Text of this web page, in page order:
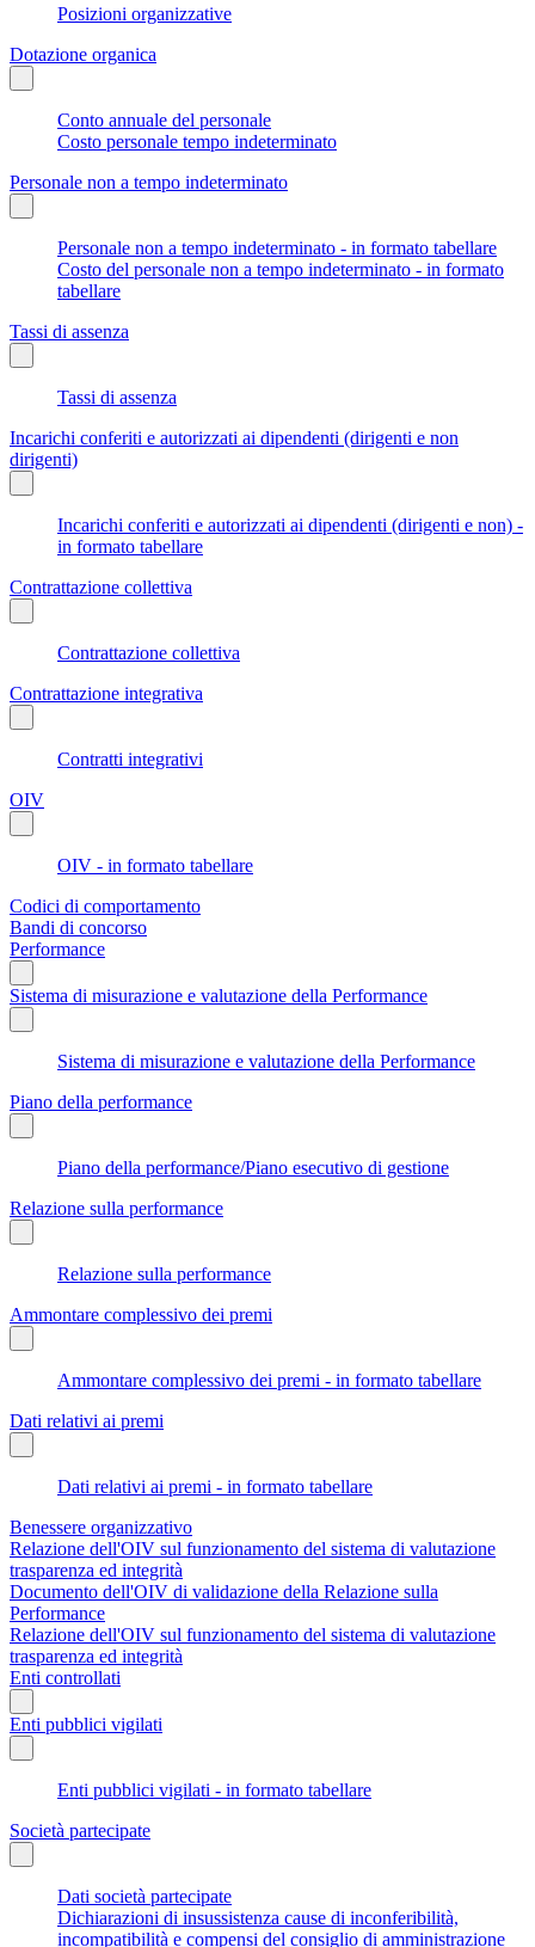
Posizioni organizzative
Dotazione organica
Conto annuale del personale
Costo personale tempo indeterminato
Personale non a tempo indeterminato
Personale non a tempo indeterminato - in formato tabellare
Costo del personale non a tempo indeterminato - in formato
tabellare
Tassi di assenza
Tassi di assenza
Incarichi conferiti e autorizzati ai dipendenti (dirigenti e non
dirigenti)
Incarichi conferiti e autorizzati ai dipendenti (dirigenti e non) -
in formato tabellare
Contrattazione collettiva
Contrattazione collettiva
Contrattazione integrativa
Contratti integrativi
OIV
OIV - in formato tabellare
Codici di comportamento
Bandi di concorso
Performance
Sistema di misurazione e valutazione della Performance
Sistema di misurazione e valutazione della Performance
Piano della performance
Piano della performance/Piano esecutivo di gestione
Relazione sulla performance
Relazione sulla performance
Ammontare complessivo dei premi
Ammontare complessivo dei premi - in formato tabellare
Dati relativi ai premi
Dati relativi ai premi - in formato tabellare
Benessere organizzativo
Relazione dell'OIV sul funzionamento del sistema di valutazione
trasparenza ed integrità
Documento dell'OIV di validazione della Relazione sulla
Performance
Relazione dell'OIV sul funzionamento del sistema di valutazione
trasparenza ed integrità
Enti controllati
Enti pubblici vigilati
Enti pubblici vigilati - in formato tabellare
Società partecipate
Dati società partecipate
Dichiarazioni di insussistenza cause di inconferibilità,
incompatibilità e compensi del consiglio di amministrazione